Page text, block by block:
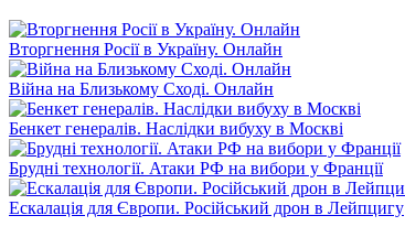
Вторгнення Росії в Україну. Онлайн
Війна на Близькому Сході. Онлайн
Бенкет генералів. Наслідки вибуху в Москві
Брудні технології. Атаки РФ на вибори у Франції
Ескалація для Європи. Російський дрон в Лейпцигу